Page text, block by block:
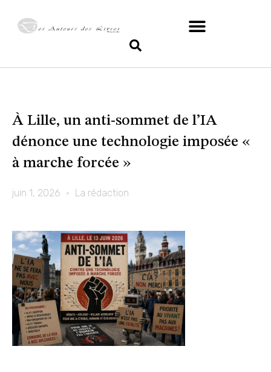
À Lille, un anti-sommet de l’IA
dénonce une technologie imposée «
à marche forcée »
juin 1, 2026 La rédaction